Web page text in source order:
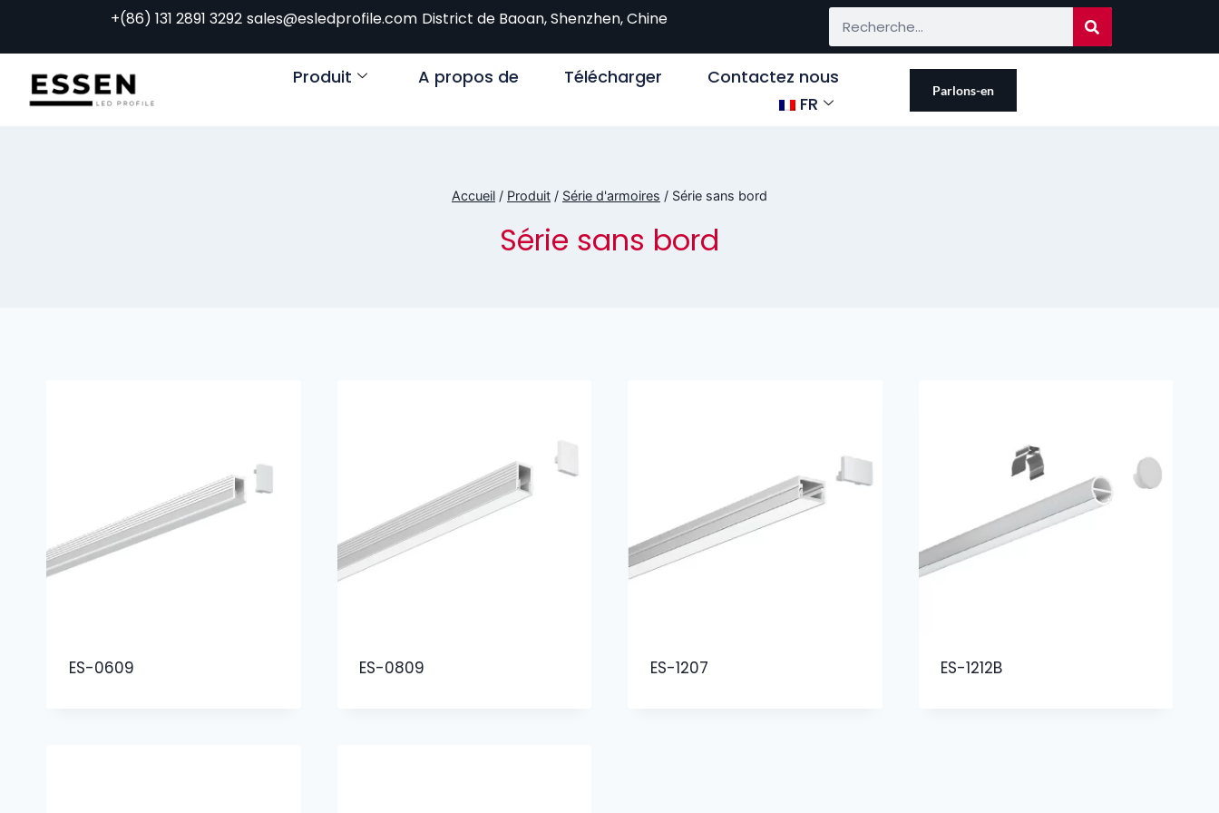
+(86) 131 2891 3292 sales@esledprofile.com District de Baoan, Shenzhen, Chine
Produit A propos de Télécharger
Contactez nous
FR
Parlons-en
Accueil / Produit / Série d'armoires / Série sans bord
Série sans bord
ES-0609 ES-0809 ES-1207 ES-1212B